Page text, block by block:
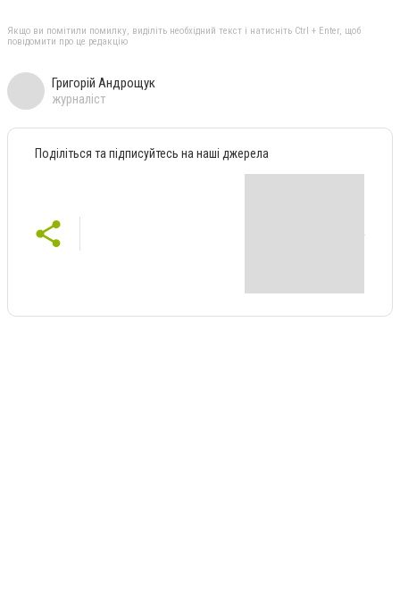
Якщо ви помітили помилку, виділіть необхідний текст і натисніть Ctrl + Enter, щоб
повідомити про це редакцію
Григорій Андрощук
журналіст
Поділіться та підписуйтесь на наші джерела